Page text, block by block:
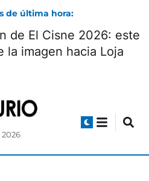
de última hora:
de El Cisne 2026: este
la imagen hacia Loja